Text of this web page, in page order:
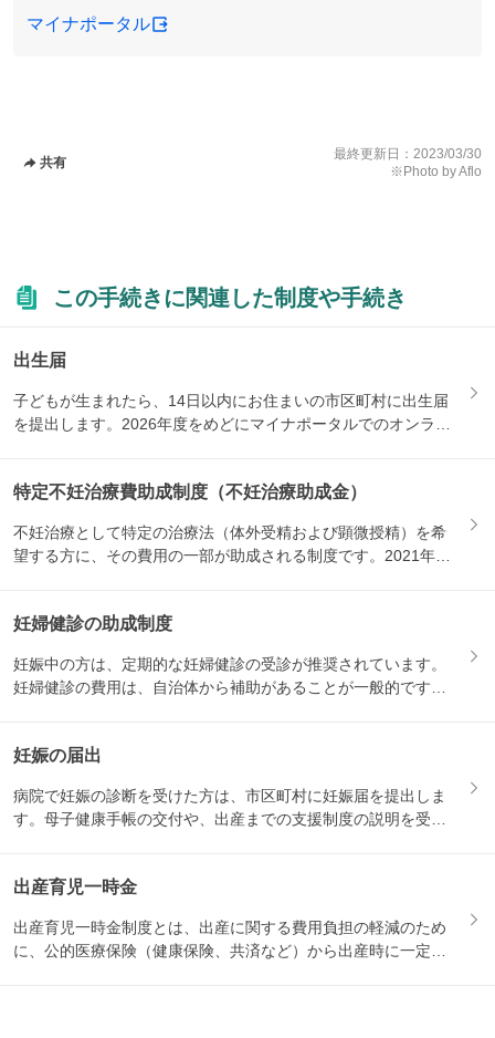
マイナポータル
共有
最終更新日： 2023/03/30
※Photo by Aflo
この手続きに関連した制度や手続き
出生届
子どもが生まれたら、14日以内にお住まいの市区町村に出生届
を提出します。2026年度をめどにマイナポータルでのオンライ
特定不妊治療費助成制度（不妊治療助成金）
不妊治療として特定の治療法（体外受精および顕微授精）を希
望する方に、その費用の一部が助成される制度です。2021年1
妊婦健診の助成制度
妊娠中の方は、定期的な妊婦健診の受診が推奨されています。
妊婦健診の費用は、自治体から補助があることが一般的です。
妊娠の届出
病院で妊娠の診断を受けた方は、市区町村に妊娠届を提出しま
す。母子健康手帳の交付や、出産までの支援制度の説明を受け
出産育児一時金
出産育児一時金制度とは、出産に関する費用負担の軽減のため
に、公的医療保険（健康保険、共済など）から出産時に一定の